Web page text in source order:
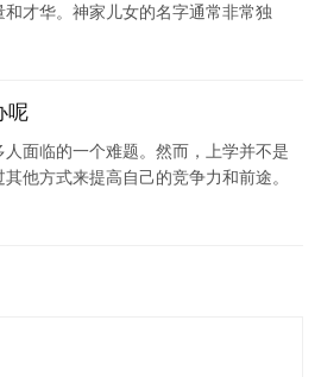
才华。神家儿女的名字通常非常独
呢
面临的一个难题。然而，上学并不是
他方式来提高自己的竞争力和前途。